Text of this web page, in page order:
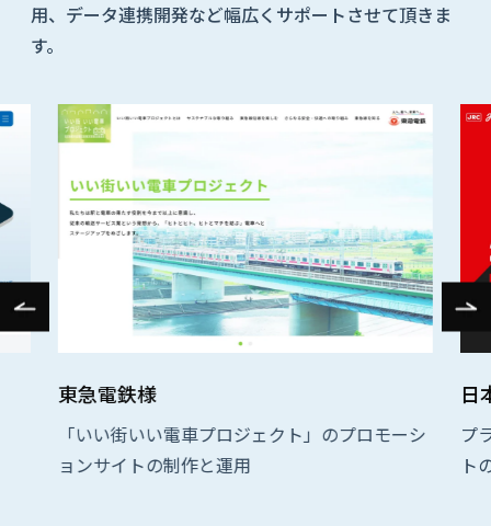
用、データ連携開発など幅広くサポートさせて頂きま
す。
東急電鉄様
「いい街いい電車プロジェクト」のプロモーシ
ョンサイトの制作と運用
日
プ
ト